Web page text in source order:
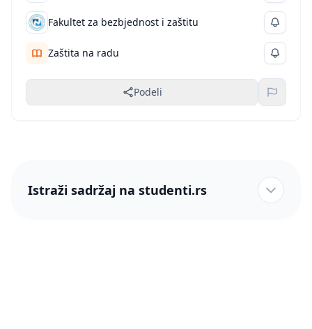
Fakultet za bezbjednost i zaštitu
Zaštita na radu
Podeli
Istraži sadržaj na studenti.rs